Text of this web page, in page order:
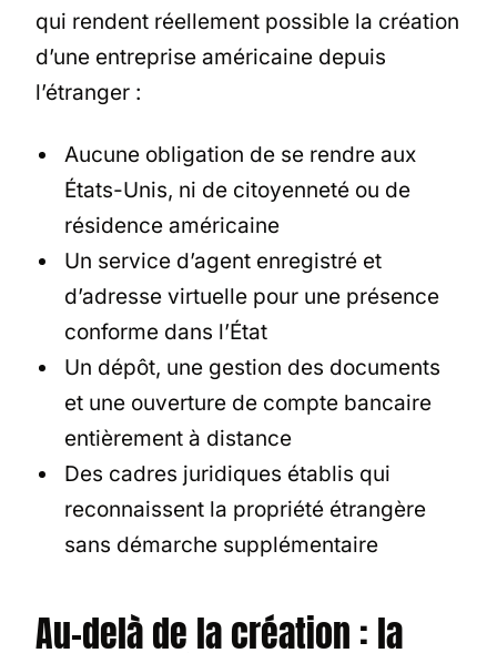
qui rendent réellement possible la création
d’une entreprise américaine depuis
l’étranger :
Aucune obligation de se rendre aux
États-Unis, ni de citoyenneté ou de
résidence américaine
Un service d’agent enregistré et
d’adresse virtuelle pour une présence
conforme dans l’État
Un dépôt, une gestion des documents
et une ouverture de compte bancaire
entièrement à distance
Des cadres juridiques établis qui
reconnaissent la propriété étrangère
sans démarche supplémentaire
Au-delà de la création : la